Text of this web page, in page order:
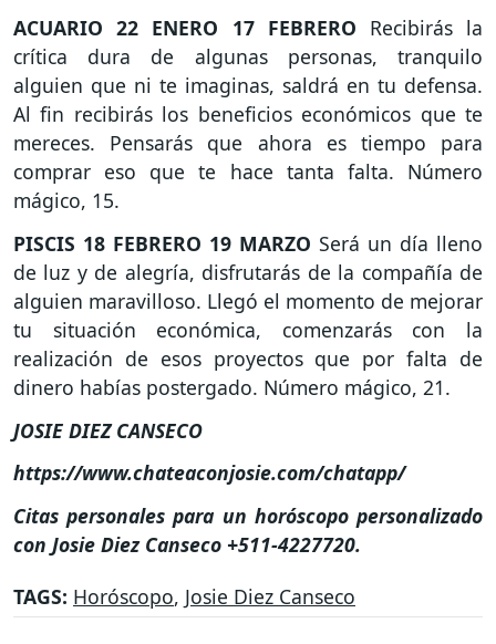
ACUARIO 22 ENERO 17 FEBRERO Recibirás la
crítica dura de algunas personas, tranquilo
alguien que ni te imaginas, saldrá en tu defensa.
Al fin recibirás los beneficios económicos que te
mereces. Pensarás que ahora es tiempo para
comprar eso que te hace tanta falta. Número
mágico, 15.
PISCIS 18 FEBRERO 19 MARZO Será un día lleno
de luz y de alegría, disfrutarás de la compañía de
alguien maravilloso. Llegó el momento de mejorar
tu situación económica, comenzarás con la
realización de esos proyectos que por falta de
dinero habías postergado. Número mágico, 21.
JOSIE DIEZ CANSECO
https://www.chateaconjosie.com/chatapp/
Citas personales para un horóscopo personalizado
con Josie Diez Canseco +511-4227720.
TAGS: Horóscopo, Josie Diez Canseco